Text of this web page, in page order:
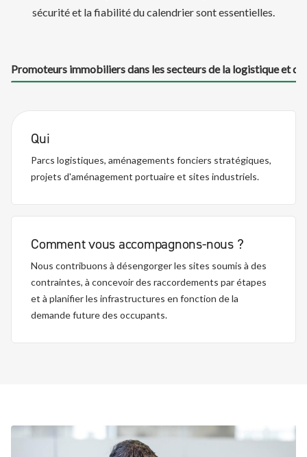
sécurité et la fiabilité du calendrier sont essentielles.
Promoteurs immobiliers dans les secteurs de la logistique et
Qui
Parcs logistiques, aménagements fonciers stratégiques,
projets d'aménagement portuaire et sites industriels.
Comment vous accompagnons-nous ?
Nous contribuons à désengorger les sites soumis à des
contraintes, à concevoir des raccordements par étapes
et à planifier les infrastructures en fonction de la
demande future des occupants.
programmes de déploiement sur plusieurs sites.
commandes et opérations de logistique urbaine.
complexes et réglementés.
l'entreposage frigorifique et à des usages mixtes.